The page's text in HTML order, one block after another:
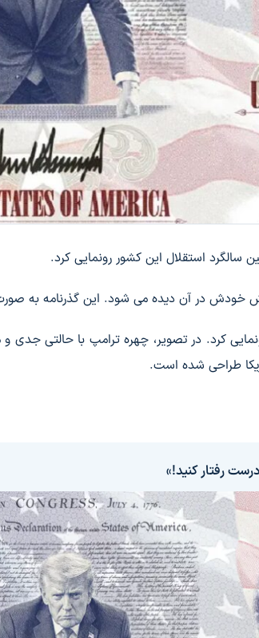
سالگرد استقلال این کشور رونمایی کرد.
خودش در آن دیده می شود. این گذرنامه به
کرد. در تصویر، چهره ترامپ با حالتی
طراحی شده است.
رفتار کنید!»